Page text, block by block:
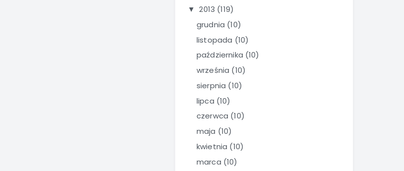
▼ 2013 (119)
grudnia (10)
listopada (10)
października (10)
września (10)
sierpnia (10)
lipca (10)
czerwca (10)
maja (10)
kwietnia (10)
marca (10)